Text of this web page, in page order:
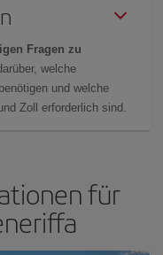
Fragen zu
welche
und welche
Zoll erforderlich sind.
für